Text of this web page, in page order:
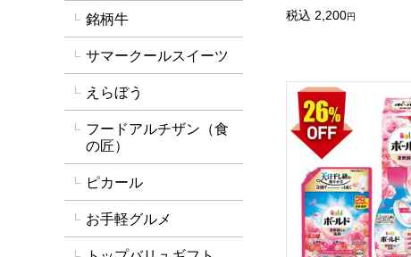
税込 2,200円
P&G ボールド液
銘柄牛
サマークールスイーツ
えらぼう
フードアルチザン（食
の匠）
ピカール
お手軽グルメ